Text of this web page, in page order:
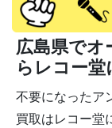
広島県でオ
らレコー堂
不要になったア
買取はレコー堂